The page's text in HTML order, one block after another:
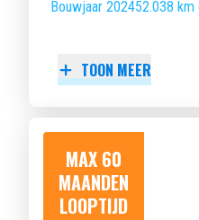
Bouwjaar 202452.038 km
TOON MEER
MAX 60
MAANDEN
LOOPTIJD